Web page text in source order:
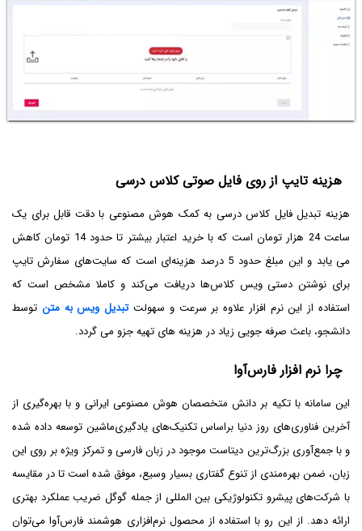
هزینه تایپ از روی فایل صوتی کلاس درسی
هزینه تبدیل فایل کلاس درسی به کمک هوش مصنوعی با دقت قابل برای یک
ساعت 24 هزار تومان است که با خرید اعتبار بیشتر تا حدود 14 تومان کاهش
می یابد و این مبلغ حدود 5 درصد هزینه‌ای است که سایت‌های سفارش تایپ
برای نوشتن دستی ویس کلاس‌ها دریافت می‌کند و کاملا مشخص است که
استفاده از این نرم افزار علاوه بر سرعت و سهولتتبدیل ویس به متن توسط
دانشجو، باعث صرفه جویی زیاد در هزینه های تهیه جزو می گردد.
چرا نرم افزار فارس‌آوا
این سامانه با تکیه بر دانش متخصصان هوش مصنوعی ایرانی و با بهره‌گیری از
آخرین فناوری‌های روز دنیا براساس تکنیک‌های یادگیری‌ماشین توسعه داده شده
و با جمع‌آوری بزرگ‌ترین دیتاست موجود در زبان فارسی و تمرکز ویژه بر روی این
زبان، ضمن بهره‌مندی از تنوع گفتاری بسیار وسیع، موفق شده است تا در مقایسه
با شرکت‌های پیشرو تکنولوژیکی بین المللی از جمله گوگل ضریب عملکرد بهتری
ارائه دهد. از این رو با استفاده از محصول نرم‌افزاری هوشمند فارس‌آوا می‌توان